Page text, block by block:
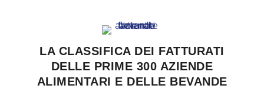
LA CLASSIFICA DEI FATTURATI
DELLE PRIME 300 AZIENDE
ALIMENTARI E DELLE BEVANDE